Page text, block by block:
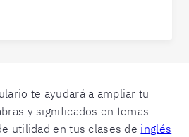
te ayudará a ampliar tu
y significados en temas
utilidad en tus clases de inglés